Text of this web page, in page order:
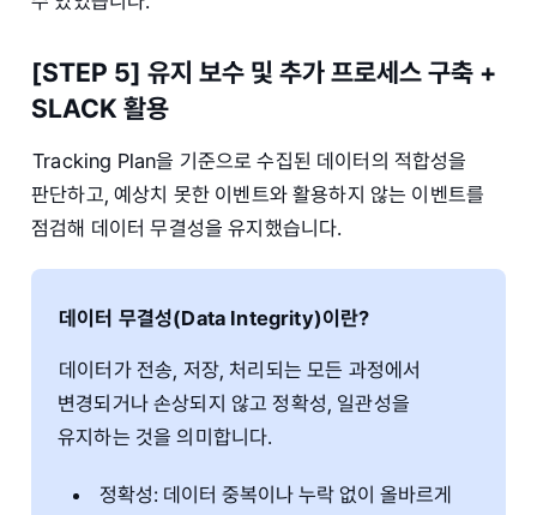
[STEP 5] 유지 보수 및 추가 프로세스 구축 +
SLACK 활용
Tracking Plan을 기준으로 수집된 데이터의 적합성을
판단하고, 예상치 못한 이벤트와 활용하지 않는 이벤트를
점검해 데이터 무결성을 유지했습니다.
데이터 무결성(Data Integrity)이란?
데이터가 전송, 저장, 처리되는 모든 과정에서
변경되거나 손상되지 않고 정확성, 일관성을
유지하는 것을 의미합니다.
정확성: 데이터 중복이나 누락 없이 올바르게